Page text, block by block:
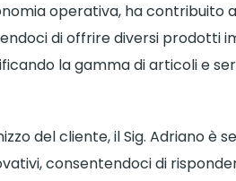
operativa, ha contribuito
di offrire diversi
la gamma di articoli e
del cliente, il Sig. Adriano è
consentendoci di